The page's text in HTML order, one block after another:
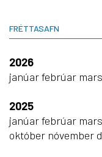
FRÉTTASAFN
2026
janúarfebrúar mars
2025
janúarfebrúar mars
október nóvember